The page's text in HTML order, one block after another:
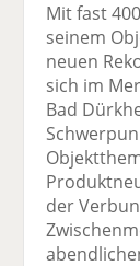
Mit fast
seinem
neuen
sich im
Bad
der